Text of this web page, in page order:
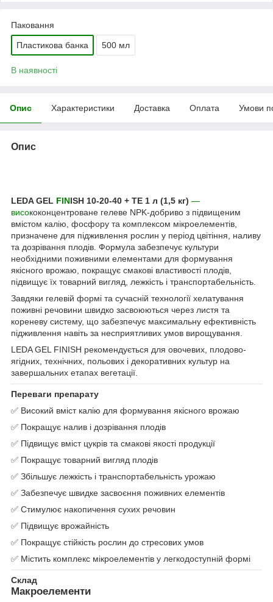
Паковання
Пластикова банка 500 мл
В наявності
Опис Характеристики Доставка Оплата Умови
Опис
LEDA GEL FINISH 10-20-40 + TE 1 л (1,5 кг) —
висококонцентроване гелеве NPK-добриво з підвищеним
вмістом калію, фосфору та комплексом мікроелементів,
призначене для підживлення рослин у період цвітіння, наливу
та дозрівання плодів. Формула забезпечує культури
необхідними поживними елементами для формування
якісного врожаю, покращує смакові властивості плодів,
підвищує їх товарний вигляд, лежкість і транспортабельність.
Завдяки гелевій формі та сучасній технології хелатування
поживні речовини швидко засвоюються через листя та
кореневу систему, що забезпечує максимальну ефективність
підживлення навіть за несприятливих умов вирощування.
LEDA GEL FINISH рекомендується для овочевих, плодово-
ягідних, технічних, польових і декоративних культур на
завершальних етапах вегетації.
Переваги препарату
✅ Високий вміст калію для формування якісного врожаю
✅ Покращує налив і дозрівання плодів
✅ Підвищує вміст цукрів та смакові якості продукції
✅ Покращує товарний вигляд плодів
✅ Збільшує лежкість і транспортабельність урожаю
✅ Забезпечує швидке засвоєння поживних елементів
✅ Стимулює накопичення сухих речовин
✅ Підвищує врожайність
✅ Покращує стійкість рослин до стресових умов
✅ Містить комплекс мікроелементів у легкодоступній формі
Склад
Макроелементи